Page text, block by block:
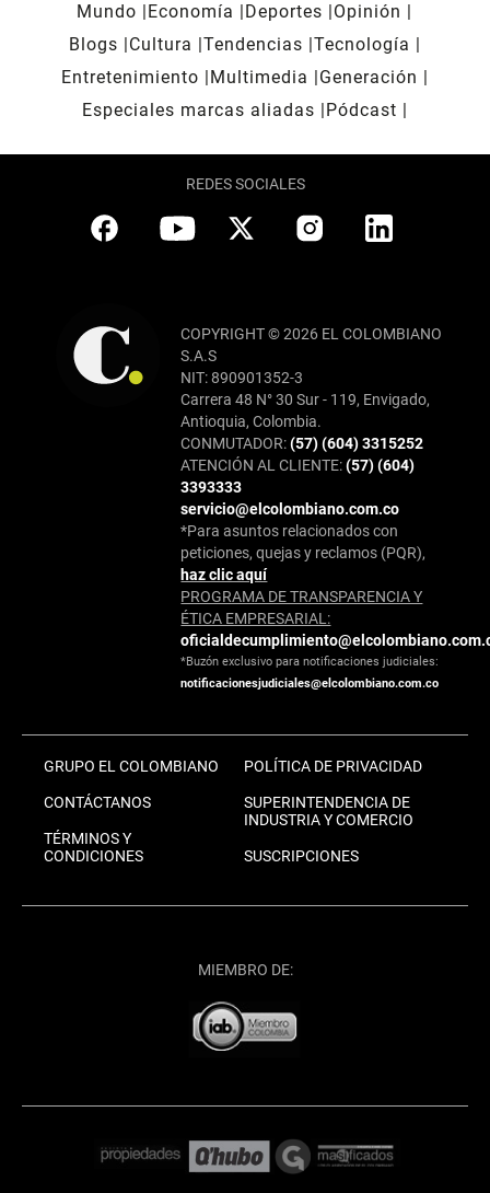
Mundo Economía Deportes
Opinión
Blogs
Cultura Tendencias Tecnología
Entretenimiento
Multimedia
Generación
Especiales marcas aliadas
Pódcast
REDES SOCIALES
COPYRIGHT © 2026 EL COLOMBIANO
S.A.S
NIT: 890901352-3
Carrera 48 N° 30 Sur - 119, Envigado,
Antioquia, Colombia.
CONMUTADOR:(57) (604) 3315252
ATENCIÓN AL CLIENTE:(57) (604)
3393333
servicio@elcolombiano.com.co
*Para asuntos relacionados con
peticiones, quejas y reclamos (PQR),
haz clic aquí
PROGRAMA DE TRANSPARENCIA Y
ÉTICA EMPRESARIAL:
*Buzón exclusivo para notificaciones judiciales:
notificacionesjudiciales@elcolombiano.com.co
GRUPO EL COLOMBIANO
CONTÁCTANOS
TÉRMINOS Y
CONDICIONES
POLÍTICA DE PRIVACIDAD
SUPERINTENDENCIA DE
INDUSTRIA Y COMERCIO
SUSCRIPCIONES
MIEMBRO DE: